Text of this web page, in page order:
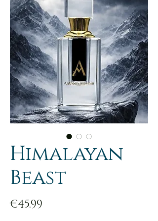
Himalayan
Beast
€45.99